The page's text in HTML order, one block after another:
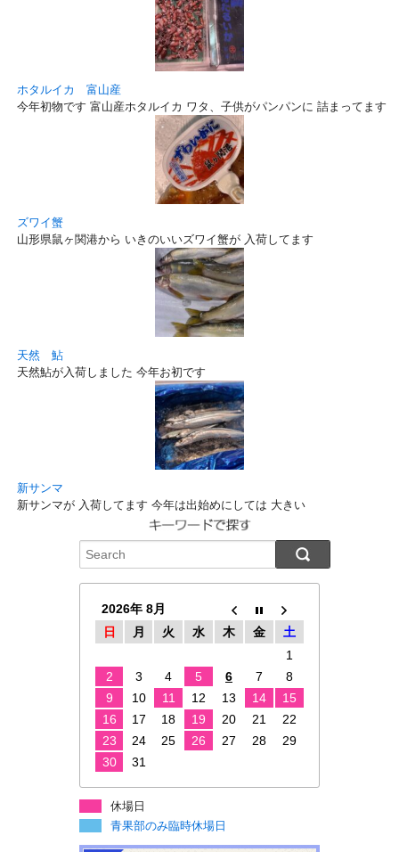
ホタルイカ 富山産
今年初物です 富山産ホタルイカ ワタ、子供がパンパンに 詰まってます！
ズワイ蟹
山形県鼠ヶ関港から いきのいいズワイ蟹が 入荷してます
天然 鮎
天然鮎が入荷しました 今年お初です
新サンマ
新サンマが 入荷してます 今年は出始めにしては 大きい
2026年 8月
日
月 火 水 木 金
土
1
2
3 4 5 6 7
8
9
10 11 12 13 14
15
16
17 18 19 20 21
22
23
24 25 26 27 28
29
30
31
休場日
青果部のみ臨時休場日